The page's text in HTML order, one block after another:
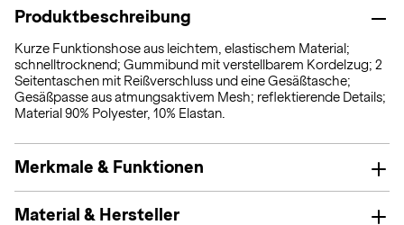
Produktbeschreibung
Kurze Funktionshose aus leichtem, elastischem Material;
schnelltrocknend; Gummibund mit verstellbarem Kordelzug; 2
Seitentaschen mit Reißverschluss und eine Gesäßtasche;
Gesäßpasse aus atmungsaktivem Mesh; reflektierende Details;
Material 90% Polyester, 10% Elastan.
Merkmale & Funktionen
Material & Hersteller